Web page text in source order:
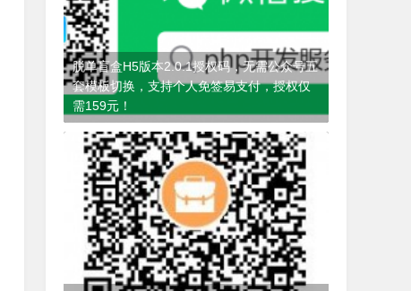
脱单盲盒H5版本2.0.1授权码，无需公众号五
套模板切换，支持个人免签易支付，授权仅
需159元！